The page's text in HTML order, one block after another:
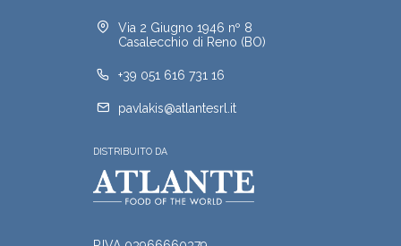
Via 2 Giugno 1946 nº 8
Casalecchio di Reno (BO)
+39 051 616 731 16
pavlakis@atlantesrl.it
DISTRIBUITO DA